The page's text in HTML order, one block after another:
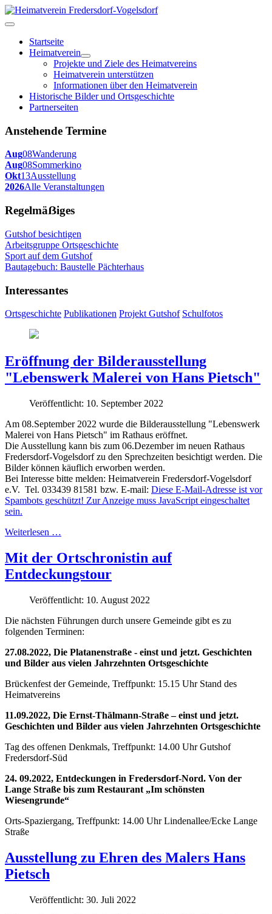
Startseite
Heimatverein
Projekte und Ziele des Heimatvereins
Heimatverein unterstützen
Informationen über den Heimatverein
Historische Bilder und Ortsgeschichte
Partnerseiten
Anstehende Termine
Aug08Wanderung
Aug08Sommerkino
Okt13Ausstellung
2026Alle Veranstaltungen
Regelmäẞiges
Gutshof besichtigen
Arbeitsgruppe Ortsgeschichte
Sport auf dem Gutshof
Bautagebuch: Baustelle Pächterhaus
Interessantes
Ortsgeschichte Publikationen Projekt Gutshof Schulfotos
Eröffnung der Bilderausstellung
"Lebenswerk Malerei von Hans Pietsch"
Veröffentlicht: 10. September 2022
Am 08.September 2022 wurde die Bilderausstellung "Lebenswerk
Malerei von Hans Pietsch" im Rathaus eröffnet.
Die Ausstellung kann bis zum 06.Dezember im neuen Rathaus
Fredersdorf-Vogelsdorf zu den Sprechzeiten besichtigt werden. Die
Bilder können käuflich erworben werden.
Bei Interesse bitte melden: Heimatverein Fredersdorf-Vogelsdorf
e.V. Tel. 033439 81581 bzw. E-mail: Diese E-Mail-Adresse ist vor
Spambots geschützt! Zur Anzeige muss JavaScript eingeschaltet
sein.
Weiterlesen …
Mit der Ortschronistin auf
Entdeckungstour
Veröffentlicht: 10. August 2022
Die nächsten Führungen durch unsere Gemeinde gibt es zu
folgenden Terminen:
27.08.2022, Die Platanenstraße - einst und jetzt. Geschichten
und Bilder aus vielen Jahrzehnten Ortsgeschichte
Brückenfest der Gemeinde, Treffpunkt: 15.15 Uhr Stand des
Heimatvereins
11.09.2022, Die Ernst-Thälmann-Straße – einst und jetzt.
Geschichten und Bilder aus vielen Jahrzehnten Ortsgeschichte
Tag des offenen Denkmals, Treffpunkt: 14.00 Uhr Gutshof
Fredersdorf-Süd
24. 09.2022, Entdeckungen in Fredersdorf-Nord. Von der
Lange Straße bis zum Restaurant „Im schönsten
Wiesengrunde“
Orts-Spaziergang, Treffpunkt: 14.00 Uhr Lindenallee/Ecke Lange
Straße
Ausstellung zu Ehren des Malers Hans
Pietsch
Veröffentlicht: 30. Juli 2022